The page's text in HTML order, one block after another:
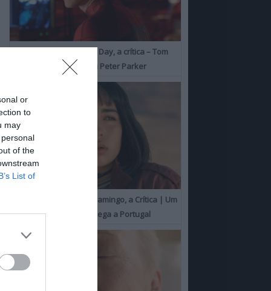
or
to
may
of the
List of
Spider-Man: Brand New Day, a crítica – Tom
Holland consolida o seu Peter Parker
O Misterioso Olhar do Flamingo, a Crítica | Um
Campeão de Cannes chega a Portugal